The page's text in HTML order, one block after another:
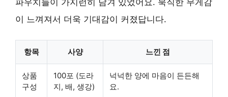
이 느껴져서 더욱 기대감이 커졌답니다.
항목 사양 느낀 점
상품
구성
100포 (도라
지, 배, 생강)
넉넉한 양에 마음이 든든해
요.